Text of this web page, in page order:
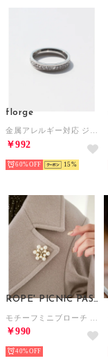
florge
金属アレルギー対応 ジルコニアラインペアリング 1連/11号 （シルバー）
￥992
60% 15
ROPE' PICNIC PASSAGE
￥990
40%